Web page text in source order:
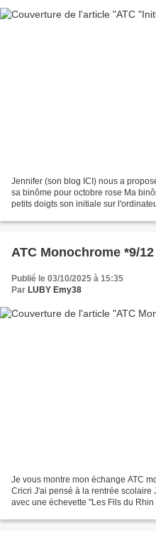
Jennifer (son blog ICI) nous a
sa binôme pour octobre rose Ma
petits doigts son initiale sur
ATC Monochrome *9/
Publié le 03/10/2025 à 15:35
Par LUBY Emy38
Je vous montre mon échange ATC
Cricri J'ai pensé à la rentrée
avec une échevette "Les Fils du